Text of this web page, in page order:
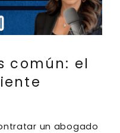
común: el
un abogado